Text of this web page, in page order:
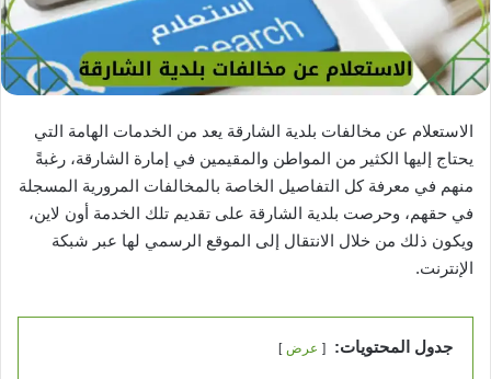
الاستعلام عن مخالفات بلدية الشارقة يعد من الخدمات الهامة التي
يحتاج إليها الكثير من المواطن والمقيمين في إمارة الشارقة، رغبةً
منهم في معرفة كل التفاصيل الخاصة بالمخالفات المرورية المسجلة
في حقهم، وحرصت بلدية الشارقة على تقديم تلك الخدمة أون لاين،
ويكون ذلك من خلال الانتقال إلى الموقع الرسمي لها عبر شبكة
الإنترنت.
جدول المحتويات: عرض